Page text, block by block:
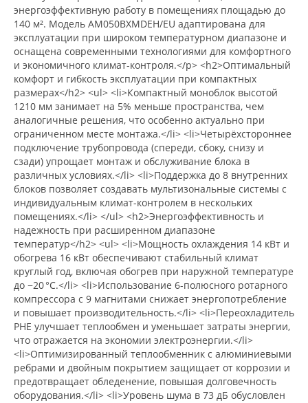
энергоэффективную работу в помещениях площадью до
140 м². Модель AM050BXMDEH/EU адаптирована для
эксплуатации при широком температурном диапазоне и
оснащена современными технологиями для комфортного
и экономичного климат-контроля.</p> <h2>Оптимальный
комфорт и гибкость эксплуатации при компактных
размерах</h2> <ul> <li>Компактный моноблок высотой
1210 мм занимает на 5% меньше пространства, чем
аналогичные решения, что особенно актуально при
ограниченном месте монтажа.</li> <li>Четырёхстороннее
подключение трубопровода (спереди, сбоку, снизу и
сзади) упрощает монтаж и обслуживание блока в
различных условиях.</li> <li>Поддержка до 8 внутренних
блоков позволяет создавать мультизональные системы с
индивидуальным климат-контролем в нескольких
помещениях.</li> </ul> <h2>Энергоэффективность и
надежность при расширенном диапазоне
температур</h2> <ul> <li>Мощность охлаждения 14 кВт и
обогрева 16 кВт обеспечивают стабильный климат
круглый год, включая обогрев при наружной температуре
до −20 °C.</li> <li>Использование 6-полюсного ротарного
компрессора с 9 магнитами снижает энергопотребление
и повышает производительность.</li> <li>Переохладитель
PHE улучшает теплообмен и уменьшает затраты энергии,
что отражается на экономии электроэнергии.</li>
<li>Оптимизированный теплообменник с алюминиевыми
ребрами и двойным покрытием защищает от коррозии и
предотвращает обледенение, повышая долговечность
оборудования.</li> <li>Уровень шума в 73 дБ обусловлен